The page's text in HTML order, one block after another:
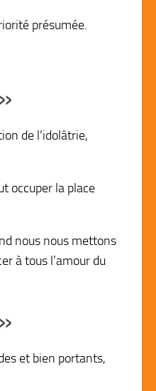
présumée.
de l’idolâtrie,
occuper la place
nous nous mettons
à tous l’amour du
et bien portants,